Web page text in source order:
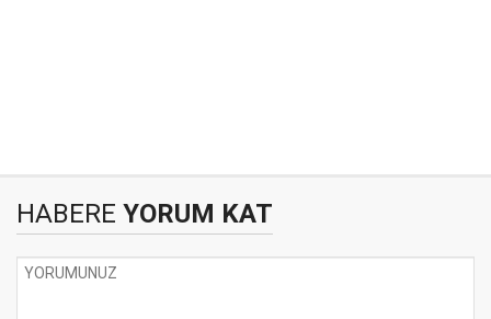
HABERE YORUM KAT